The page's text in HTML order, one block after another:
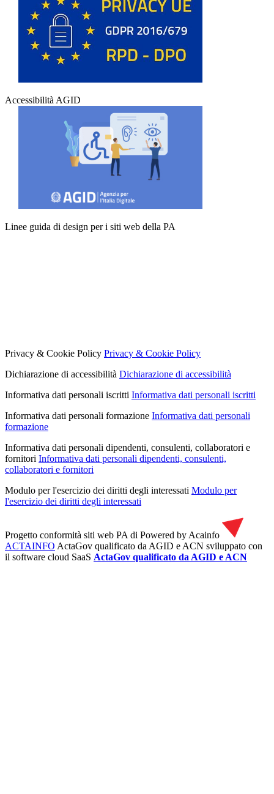
Accessibilità AGID
Linee guida di design per i siti web della PA
Privacy & Cookie Policy Privacy & Cookie Policy
Dichiarazione di accessibilità Dichiarazione di accessibilità
Informativa dati personali iscritti Informativa dati personali iscritti
Informativa dati personali formazione Informativa dati personali
formazione
Informativa dati personali dipendenti, consulenti, collaboratori e
fornitori Informativa dati personali dipendenti, consulenti,
collaboratori e fornitori
Modulo per l'esercizio dei diritti degli interessati Modulo per
l'esercizio dei diritti degli interessati
Progetto conformità siti web PA di Powered by Acainfo
ACTAINFO ActaGov qualificato da AGID e ACN sviluppato con
il software cloud SaaS ActaGov qualificato da AGID e ACN